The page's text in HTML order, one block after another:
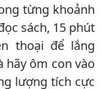
từng khoảnh
sách, 15 phút
thoại để lắng
hãy ôm con vào
lượng tích cực